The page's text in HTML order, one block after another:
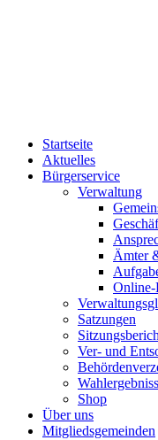
Startseite
Aktuelles
Bürgerservice
Verwaltung
Ämter
Online-
Satzungen
Ver- und
Shop
Über uns
Mitgliedsgemeinden